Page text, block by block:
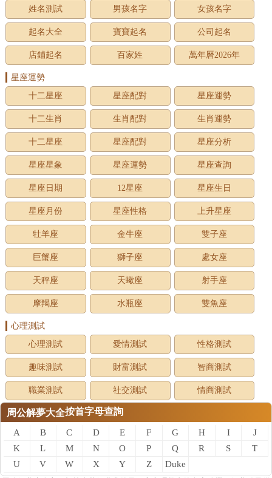
姓名測試
男孩名字 女孩名字
起名大全 寶寶起名 公司起名
店鋪起名 百家姓 萬年曆2026年
星座運勢
十二星座
星座配對 星座運勢
十二生肖 生肖配對 生肖運勢
十二星座 星座配對 星座分析
星座星象 星座運勢 星座查詢
星座日期 12星座 星座生日
星座月份 星座性格 上升星座
牡羊座 金牛座 雙子座
巨蟹座 獅子座 處女座
天秤座 天蠍座 射手座
摩羯座 水瓶座 雙魚座
心理測試
心理測試
愛情測試 性格測試
趣味測試 財富測試 智商測試
職業測試 社交測試 情商測試
周公解夢大全按首字母查詢
A B C D E F G H I
J
K
L M N O P Q R S
T
U
V W X Y Z
Duke